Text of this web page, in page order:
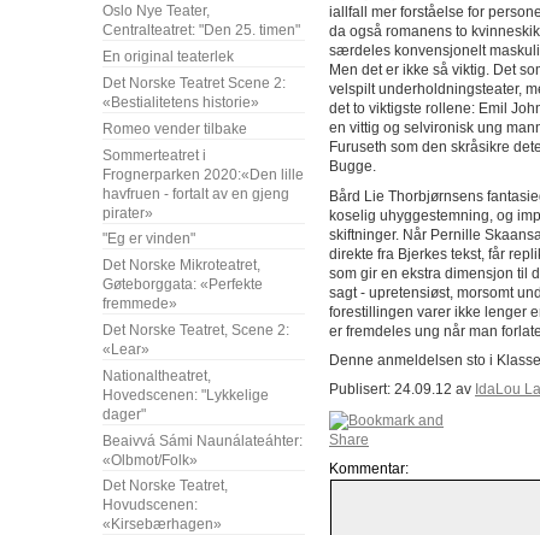
Oslo Nye Teater,
Centralteatret: "Den 25. timen"
En original teaterlek
Det Norske Teatret Scene 2:
«Bestialitetens historie»
Romeo vender tilbake
Sommerteatret i
Frognerparken 2020:«Den lille
havfruen - fortalt av en gjeng
pirater»
"Eg er vinden"
Det Norske Mikroteatret,
Gøteborggata: «Perfekte
fremmede»
Det Norske Teatret, Scene 2:
«Lear»
Nationaltheatret,
Hovedscenen: "Lykkelige
dager"
Beaivvá Sámi Naunálateáhter:
«Olbmot/Folk»
Det Norske Teatret,
Hovudscenen:
«Kirsebærhagen»
iallfall mer forståelse for
da også romanens to
særdeles konvensjonelt
Men det er ikke så viktig. Det
velspilt underholdningsteater,
det to viktigste rollene: Emil
en vittig og selvironisk ung
Furuseth som den skråsikre
Bugge.
Bård Lie Thorbjørnsens
koselig uhyggestemning, og
skiftninger. Når Pernille
direkte fra Bjerkes tekst, får
som gir en ekstra dimensjon til
sagt - upretensiøst, morsomt
forestillingen varer ikke lenger
er fremdeles ung når man
Denne anmeldelsen sto i
Publisert: 24.09.12 av IdaLou
Kommentar: